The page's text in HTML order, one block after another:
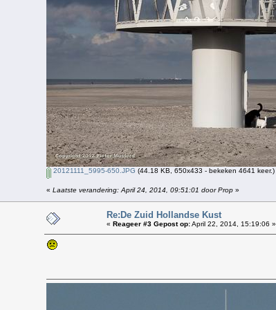
20121111_5995-650.JPG (44.18 KB, 650x433 - bekeken 4641 keer.)
« Laatste verandering: April 24, 2014, 09:51:01 door Prop »
Re:De Zuid Hollandse Kust
« Reageer #3 Gepost op:April 22, 2014, 15:19:06 »